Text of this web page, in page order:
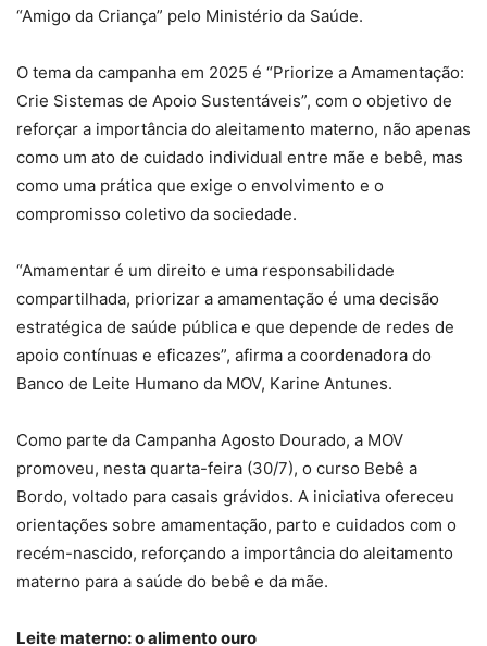
“Amigo da Criança” pelo Ministério da Saúde.
O tema da campanha em 2025 é “Priorize a Amamentação:
Crie Sistemas de Apoio Sustentáveis”, com o objetivo de
reforçar a importância do aleitamento materno, não apenas
como um ato de cuidado individual entre mãe e bebê, mas
como uma prática que exige o envolvimento e o
compromisso coletivo da sociedade.
“Amamentar é um direito e uma responsabilidade
compartilhada, priorizar a amamentação é uma decisão
estratégica de saúde pública e que depende de redes de
apoio contínuas e eficazes”, afirma a coordenadora do
Banco de Leite Humano da MOV, Karine Antunes.
Como parte da Campanha Agosto Dourado, a MOV
promoveu, nesta quarta-feira (30/7), o curso Bebê a
Bordo, voltado para casais grávidos. A iniciativa ofereceu
orientações sobre amamentação, parto e cuidados com o
recém-nascido, reforçando a importância do aleitamento
materno para a saúde do bebê e da mãe.
Leite materno: o alimento ouro